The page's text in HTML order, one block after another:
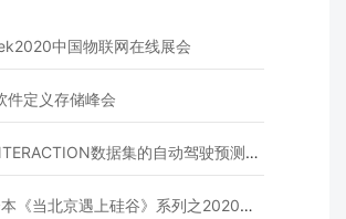
中国物联网在线展会
件定义存储峰会
数据集的自动驾驶预测模型挑战赛
当北京遇上硅谷》系列之2020年度开源峰会